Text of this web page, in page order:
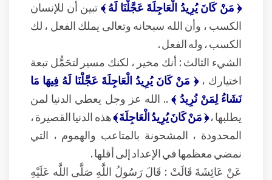
﴿ مَنْ كَانَ يُرِيدُ الْعَاجِلَةَ عَجَّلْنَا لَهُ ﴾تبين أن للإنسان
الكسب ، وأن الله سبحانه وتعالى يملك الفعل ، لك
الكسب ، وله الفعل .
الشيء الثالث : أنك مخير ، لكنك مسير لتحَمُّل تبعة
اختيارك ،﴿ مَنْ كَانَ يُرِيدُ الْعَاجِلَةَ عَجَّلْنَا لَهُ فِيهَا مَا
نَشَاءُ لِمَنْ نُرِيدُ ﴾ .. الله عز وجل يعطي الدنيا لمن
يطلبها ،﴿ مَنْ كَانَ يُرِيدُ الْعَاجِلَةَ ﴾هذه الدنيا القصيرة ،
المحدودة ، المشحونة بالمتاعب والهموم ، التي
نمضي معظمها في الإعداد إلى أقلها .
عَنْ عَائِشَةَ قَالَتْ : قَالَ رَسُولُ اللَّهِ صَلَّى اللَّه عَلَيْهِ